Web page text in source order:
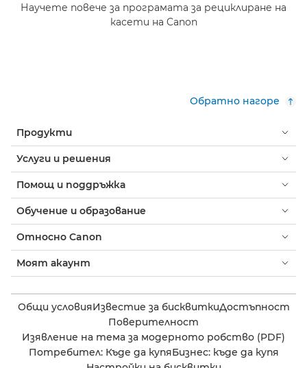
Научете повече за програмата за рециклиране на
касети на Canon
Обратно нагоре
Продукти
Услуги и решения
Помощ и поддръжка
Обучение и образование
Относно Canon
Моят акаунт
Общи условияИзвестие за бисквиткиДостъпност
Поверителност
Изявление на тема за модерното робство (PDF)
Потребител: Къде да купяБизнес: къде да купя